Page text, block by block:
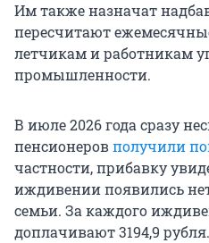
Им также назначат
пересчитают
летчикам и работникам
промышленности.
В июле 2026 года сразу
пенсионеровполучили
частности, прибавку
иждивении появились
семьи. За каждого
доплачивают3194,9 рубля